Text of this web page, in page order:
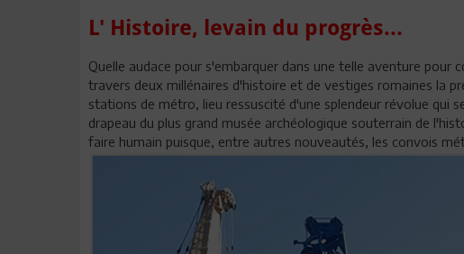
L' Histoire, levain du progrès...
Quelle audace pour s'embarquer dans une telle aventure
travers deux millénaires d'histoire et de vestiges romaines la
stations de métro, lieu ressuscité d'une splendeur révolue qui
drapeau du plus grand musée archéologique souterrain de
faire humain puisque, entre autres nouveautés, les convois